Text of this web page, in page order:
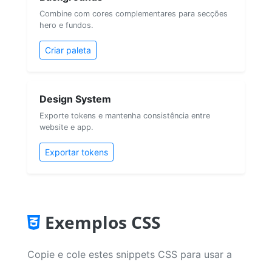
Combine com cores complementares para secções
hero e fundos.
Criar paleta
Design System
Exporte tokens e mantenha consistência entre
website e app.
Exportar tokens
Exemplos CSS
Copie e cole estes snippets CSS para usar a